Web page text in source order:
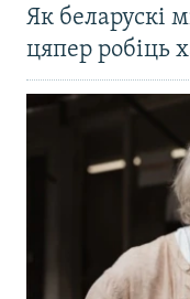
Як беларускі
цяпер робіць